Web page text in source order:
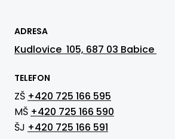
ADRESA
Kudlovice 105, 687 03 Babice
TELEFON
ZŠ +420 725 166 595
MŠ +420 725 166 590
ŠJ +420 725 166 591